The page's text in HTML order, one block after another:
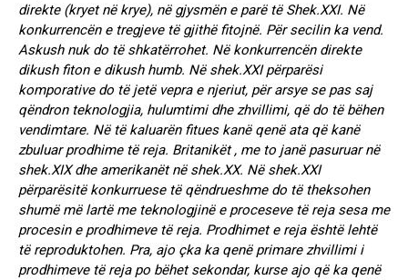
direkte (kryet në krye), në gjysmën e parë të Shek.XXI. Në
konkurrencën e tregjeve të gjithë fitojnë. Për secilin ka vend.
Askush nuk do të shkatërrohet. Në konkurrencën direkte
dikush fiton e dikush humb. Në shek.XXI përparësi
komporative do të jetë vepra e njeriut, për arsye se pas saj
qëndron teknologjia, hulumtimi dhe zhvillimi, që do të bëhen
vendimtare. Në të kaluarën fitues kanë qenë ata që kanë
zbuluar prodhime të reja. Britanikët , me to janë pasuruar në
shek.XIX dhe amerikanët në shek.XX. Në shek.XXI
përparësitë konkurruese të qëndrueshme do të theksohen
shumë më lartë me teknologjinë e proceseve të reja sesa me
procesin e prodhimeve të reja. Prodhimet e reja është lehtë
të reproduktohen. Pra, ajo çka ka qenë primare zhvillimi i
prodhimeve të reja po bëhet sekondar, kurse ajo që ka qenë